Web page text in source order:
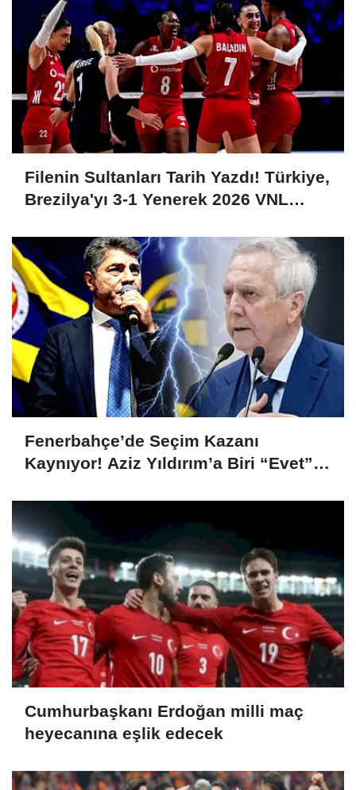
Filenin Sultanları Tarih Yazdı! Türkiye,
Brezilya'yı 3-1 Yenerek 2026 VNL
Fenerbahçe’de Seçim Kazanı
Kaynıyor! Aziz Yıldırım’a Biri “Evet”
Cumhurbaşkanı Erdoğan milli maç
heyecanına eşlik edecek